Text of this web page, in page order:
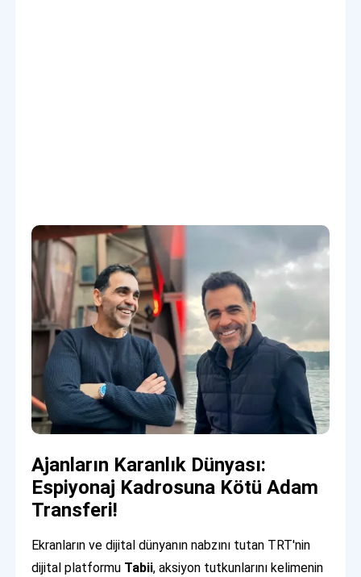
Ajanların Karanlık Dünyası:
Espiyonaj Kadrosuna Kötü Adam
Transferi!
Ekranların ve dijital dünyanın nabzını tutan TRT'nin
dijital platformu Tabii, aksiyon tutkunlarını kelimenin